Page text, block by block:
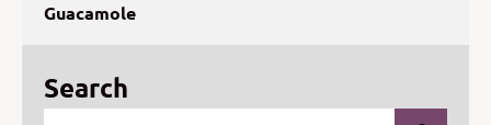
Guacamole
Search